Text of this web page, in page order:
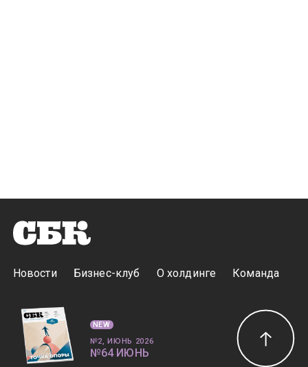
Новости Бизнес-клуб О холдинге Команда
NEW
№2, ИЮНЬ 2026
№64 ИЮНЬ